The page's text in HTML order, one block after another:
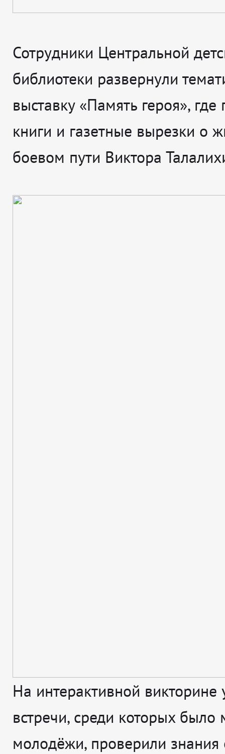
Сотрудники Центральной
библиотеки развернули
выставку «Память героя», где
книги и газетные вырезки о
боевом пути Виктора
На интерактивной викторине
встречи, среди которых было
молодёжи, проверили знания